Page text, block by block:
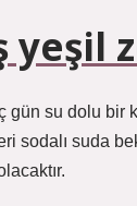
yeşil
su dolu bir
sodalı suda